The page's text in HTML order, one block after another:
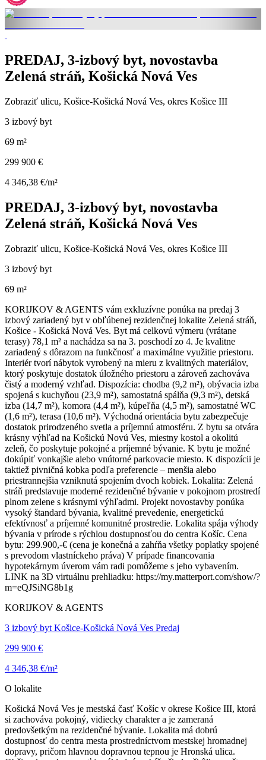
PREDAJ, 3-izbový byt, novostavba
Zelená stráň, Košická Nová Ves
Zobraziť ulicu, Košice-Košická Nová Ves, okres Košice III
3 izbový byt
69 m²
299 900 €
4 346,38 €/m²
PREDAJ, 3-izbový byt, novostavba
Zelená stráň, Košická Nová Ves
Zobraziť ulicu, Košice-Košická Nová Ves, okres Košice III
3 izbový byt
69 m²
KORIJKOV & AGENTS vám exkluzívne ponúka na predaj 3
izbový zariadený byt v obľúbenej rezidenčnej lokalite Zelená stráň,
Košice - Košická Nová Ves. Byt má celkovú výmeru (vrátane
terasy) 78,1 m² a nachádza sa na 3. poschodí zo 4. Je kvalitne
zariadený s dôrazom na funkčnosť a maximálne využitie priestoru.
Interiér tvorí nábytok vyrobený na mieru z kvalitných materiálov,
ktorý poskytuje dostatok úložného priestoru a zároveň zachováva
čistý a moderný vzhľad. Dispozícia: chodba (9,2 m²), obývacia izba
spojená s kuchyňou (23,9 m²), samostatná spálňa (9,3 m²), detská
izba (14,7 m²), komora (4,4 m²), kúpeľňa (4,5 m²), samostatné WC
(1,6 m²), terasa (10,6 m²). Východná orientácia bytu zabezpečuje
dostatok prirodzeného svetla a príjemnú atmosféru. Z bytu sa otvára
krásny výhľad na Košickú Novú Ves, miestny kostol a okolitú
zeleň, čo poskytuje pokojné a príjemné bývanie. K bytu je možné
dokúpiť vonkajšie alebo vnútorné parkovacie miesto. K dispozícii je
taktiež pivničná kobka podľa preferencie – menšia alebo
priestrannejšia vzniknutá spojením dvoch kobiek. Lokalita: Zelená
stráň predstavuje moderné rezidenčné bývanie v pokojnom prostredí
plnom zelene s krásnymi výhľadmi. Projekt novostavby ponúka
vysoký štandard bývania, kvalitné prevedenie, energetickú
efektívnosť a príjemné komunitné prostredie. Lokalita spája výhody
bývania v prírode s rýchlou dostupnosťou do centra Košíc. Cena
bytu: 299.900,-€ (cena je konečná a zahŕňa všetky poplatky spojené
s prevodom vlastníckeho práva) V prípade financovania
hypotekárnym úverom vám radi pomôžeme s jeho vybavením.
LINK na 3D virtuálnu prehliadku: https://my.matterport.com/show/?
m=eQJSiNG8b1g
KORIJKOV & AGENTS
3 izbový byt Košice-Košická Nová Ves Predaj
299 900 €
4 346,38 €/m²
O lokalite
Košická Nová Ves je mestská časť Košíc v okrese Košice III, ktorá
si zachováva pokojný, vidiecky charakter a je zameraná
predovšetkým na rezidenčné bývanie. Lokalita má dobrú
dostupnosť do centra mesta prostredníctvom mestskej hromadnej
dopravy, pričom hlavnou dopravnou tepnou je Hronská ulica.